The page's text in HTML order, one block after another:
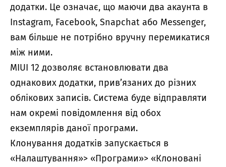
додатки. Це означає, що маючи два акаунта в
Instagram, Facebook, Snapchat або Messenger,
вам більше не потрібно вручну перемикатися
між ними.
MIUI 12 дозволяє встановлювати два
однакових додатки, прив’язаних до різних
облікових записів. Система буде відправляти
нам окремі повідомлення від обох
екземплярів даної програми.
Клонування додатків запускається в
«Налаштування»> «Програми»> «Клоновані